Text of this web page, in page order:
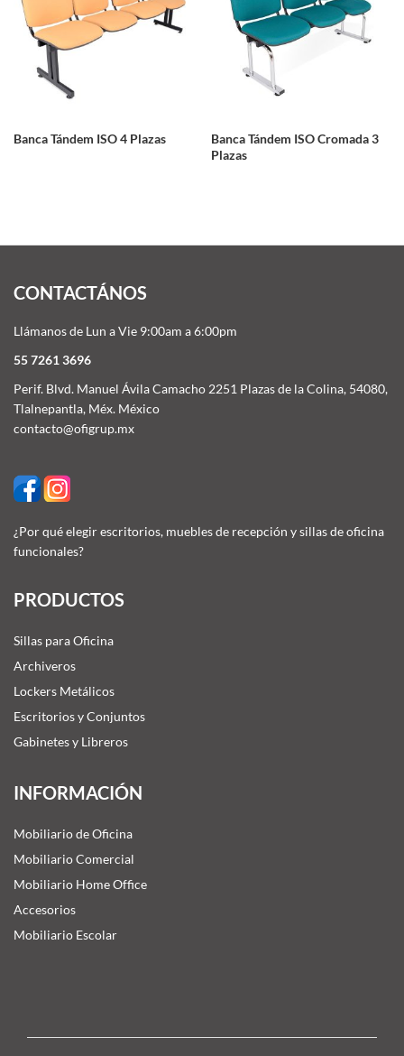
Banca Tándem ISO 4 Plazas
Banca Tándem ISO Cromada 3
Plazas
CONTACTÁNOS
Llámanos de Lun a Vie 9:00am a 6:00pm
55 7261 3696
Perif. Blvd. Manuel Ávila Camacho 2251 Plazas de la Colina, 54080,
Tlalnepantla, Méx. México
contacto@ofigrup.mx
¿Por qué elegir escritorios, muebles de recepción y sillas de oficina
funcionales?
PRODUCTOS
Sillas para Oficina
Archiveros
Lockers Metálicos
Escritorios y Conjuntos
Gabinetes y Libreros
INFORMACIÓN
Mobiliario de Oficina
Mobiliario Comercial
Mobiliario Home Office
Accesorios
Mobiliario Escolar